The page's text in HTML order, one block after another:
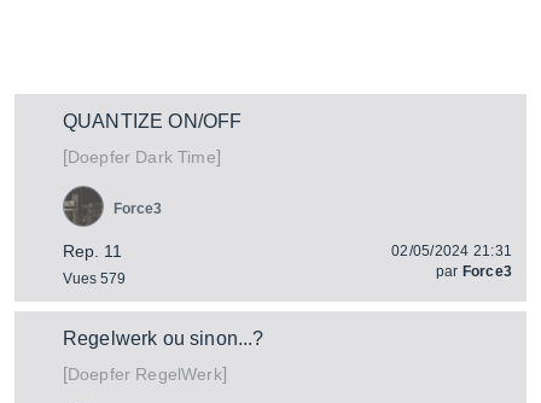
QUANTIZE ON/OFF
[Doepfer Dark Time]
Rep. 11
Vues 579
Force3
02/05/2024 21:31
par Force3
Regelwerk ou sinon...?
[Doepfer RegelWerk]